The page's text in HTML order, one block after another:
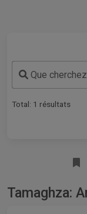
Que
Total: 1 résultats
Tamaghza: